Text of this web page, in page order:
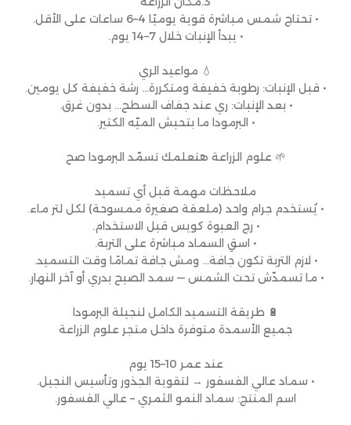
• تحتاج شمس مباشرة قوية يوميًا 4–6 ساعات على الأقل.
• يبدأ الإنبات خلال 7–14 يوم.
💧 مواعيد الري
• قبل الإنبات: رطوبة خفيفة ومتكررة… رشة خفيفة كل يومين.
• بعد الإنبات: ري عند جفاف السطح… بدون غرق.
• البرمودا ما بتحبش الميّه الكتير.
🌱 علوم الزراعة هتعلمك تسمّد البرمودا صح
ملاحظات مهمة قبل أي تسميد
• يُستخدم جرام واحد (ملعقة صغيرة ممسوحة) لكل لتر ماء.
• رج العبوة كويس قبل الاستخدام.
• اسقِ السماد مباشرة على التربة.
• لازم التربة تكون جافة… ومش جافة تمامًا وقت التسميد.
• ما تسمدّش تحت الشمس — سمد الصبح بدري أو آخر النهار.
🔋 طريقة التسميد الكامل لنجيلة البرمودا
جميع الأسمدة متوفرة داخل متجر علوم الزراعة
عند عمر 10–15 يوم
• سماد عالي الفسفور → لتقوية الجذور وتأسيس النجيل.
اسم المنتج: سماد النمو الثمري – عالي الفسفور.